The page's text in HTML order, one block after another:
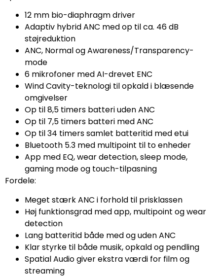
12 mm bio-diaphragm driver
Adaptiv hybrid ANC med op til ca. 46 dB
støjreduktion
ANC, Normal og Awareness/Transparency-
mode
6 mikrofoner med AI-drevet ENC
Wind Cavity-teknologi til opkald i blæsende
omgivelser
Op til 8,5 timers batteri uden ANC
Op til 7,5 timers batteri med ANC
Op til 34 timers samlet batteritid med etui
Bluetooth 5.3 med multipoint til to enheder
App med EQ, wear detection, sleep mode,
gaming mode og touch-tilpasning
Fordele:
Meget stærk ANC i forhold til prisklassen
Høj funktionsgrad med app, multipoint og wear
detection
Lang batteritid både med og uden ANC
Klar styrke til både musik, opkald og pendling
Spatial Audio giver ekstra værdi for film og
streaming